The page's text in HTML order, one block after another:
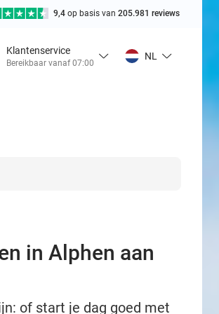
9,4 op basis van 205.981 reviews
Klantenservice
Bereikbaar vanaf 07:00
NL
in Alphen aan
of start je dag goed met